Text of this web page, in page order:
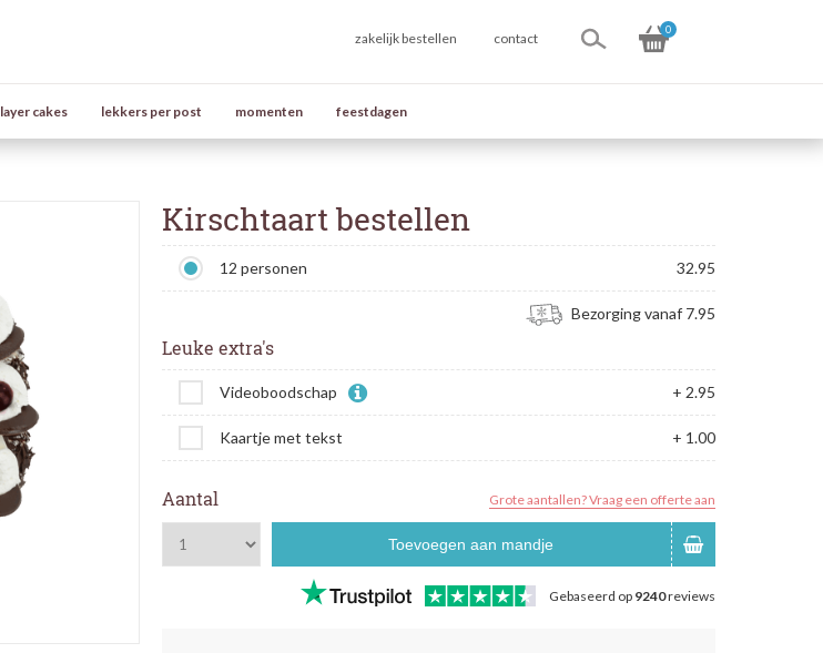
zakelijk bestellen contact
0
layer cakes lekkers per post momenten feestdagen
Kirschtaart bestellen
12 personen 32.95
Bezorging vanaf 7.95
Leuke extra's
Videoboodschap + 2.95
Kaartje met tekst + 1.00
Aantal Grote aantallen? Vraag een offerte aan
Toevoegen aan mandje
Gebaseerd op 9240reviews